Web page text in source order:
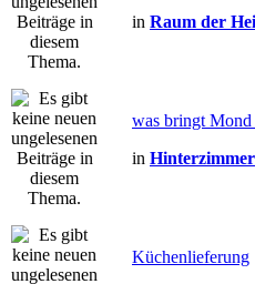
in Raum der
was bringt Mond
in Hinterzimmer
Küchenlieferung